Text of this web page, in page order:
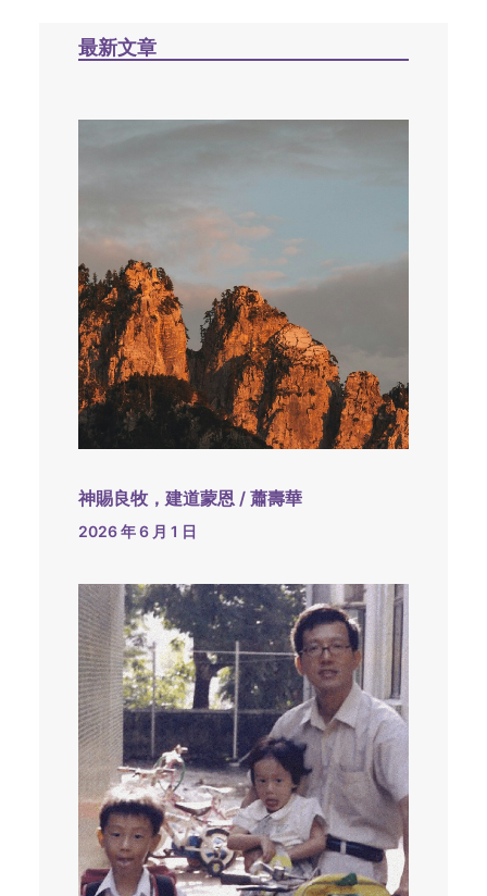
最新文章
神賜良牧，建道蒙恩 / 蕭壽華
2026 年 6 月 1 日